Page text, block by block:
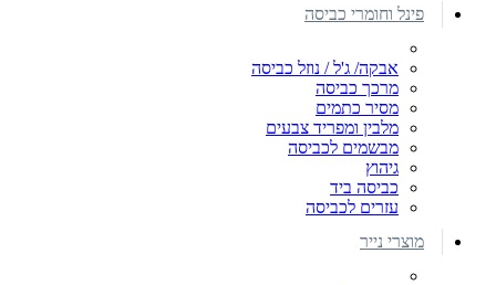
פינל וחומרי כביסה
אבקה/ ג'ל / נוזל כביסה
מרכך כביסה
מסיר כתמים
מלבין ומפריד צבעים
מבשמים לכביסה
גיהוץ
כביסה ביד
עזרים לכביסה
מוצרי נייר